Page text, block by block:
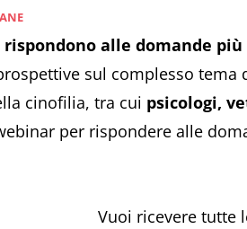
alle domande
sul complesso tema
cinofilia, tra cui psicologi,
per rispondere alle
Vuoi ricevere tutte